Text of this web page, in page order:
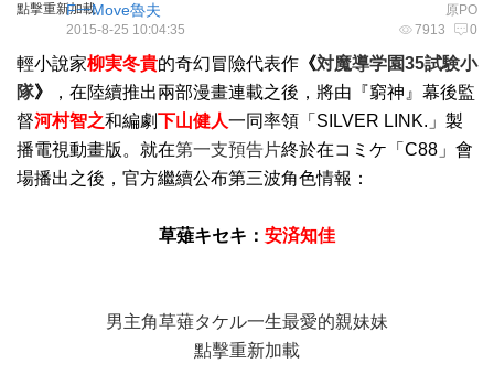
點擊重新加載 原PO
F一Move魯夫
7913 0
2015-8-25 10:04:35
輕小說家柳実冬貴的奇幻冒險代表作 《対魔導学園35試験小
隊》
，在陸續推出兩部漫畫連載之後，將由『窮神』幕後監
督河村智之和編劇下山健人一同率領「SILVER LINK.」製
播電視動畫版。就在第一支預告片終於在コミケ「C88」會
場播出之後，官方繼續公布第三波角色情報：
草薙キセキ： 安済知佳
男主角草薙タケル一生最愛的親妹妹
點擊重新加載